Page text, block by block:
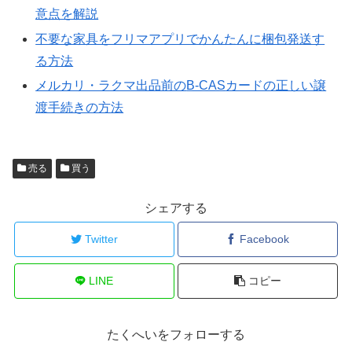
意点を解説
不要な家具をフリマアプリでかんたんに梱包発送す
る方法
メルカリ・ラクマ出品前のB-CASカードの正しい譲
渡手続きの方法
売る 買う
シェアする
Twitter Facebook
LINE コピー
たくへいをフォローする